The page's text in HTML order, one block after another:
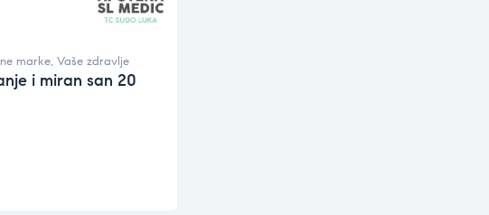
marke, Vaše zdravlje
i miran san 20